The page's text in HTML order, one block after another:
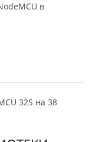
в
32S на 38